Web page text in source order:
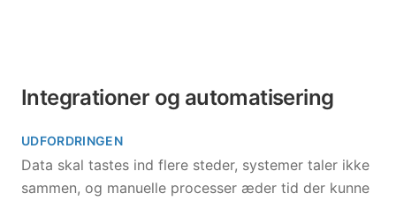
Integrationer og automatisering
UDFORDRINGEN
Data skal tastes ind flere steder, systemer taler ikke
sammen, og manuelle processer æder tid der kunne